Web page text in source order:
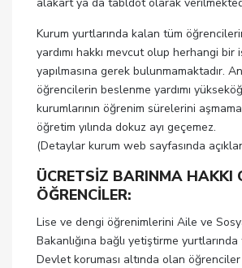
Kurum yurtlarında kalan tüm
yardımı hakkı mevcut olup herhangi bir
yapılmasına gerek bulunmamaktadır.
öğrencilerin beslenme yardımı
kurumlarının öğrenim sürelerini
öğretim yılında dokuz ayı geçemez.
(Detaylar kurum web sayfasında
ÜCRETSİZ BARINMA HAKKI
ÖĞRENCİLER:
Lise ve dengi öğrenimlerini Aile ve
Bakanlığına bağlı yetiştirme
Devlet koruması altında olan öğrenciler